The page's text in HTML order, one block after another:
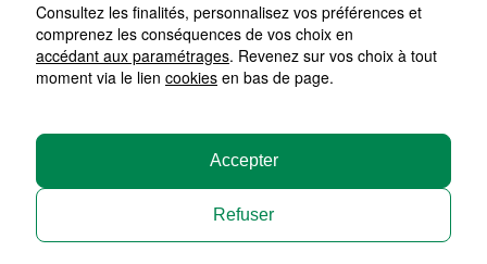
MMA SAVIGNE L'EVEQUE
ZAC DE L'EPINE
Consultez les finalités, personnalisez vos préférences et
comprenez les conséquences de vos choix en
accédant aux paramétrages. Revenez sur vos choix à tout
moment via le lien cookies en bas de page.
Refuser
Accepter